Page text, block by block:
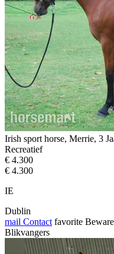
Irish sport horse, Merrie, 3
Recreatief
€ 4.300
€ 4.300
IE
Dublin
mail Contact favorite
Blikvangers